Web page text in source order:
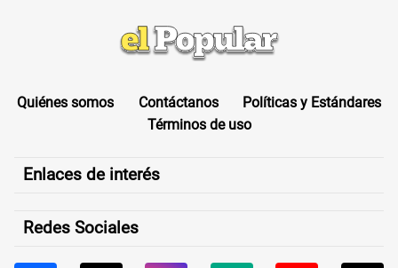
Quiénes somos Contáctanos
Políticas y Estándares
Términos de uso
Enlaces de interés
Redes Sociales